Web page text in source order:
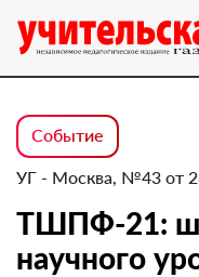
Событие
УГ - Москва, №43 от
ТШПФ-21:
научного